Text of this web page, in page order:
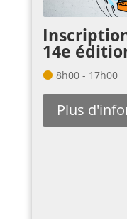
14e
8h00 - 17h00
Plus